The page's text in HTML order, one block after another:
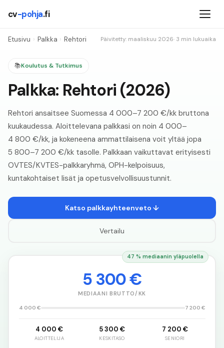
cv-pohja.fi
Etusivu › Palkka › Rehtori Päivitetty: maaliskuu 2026· 3 min lukuaika
📚Koulutus & Tutkimus
Palkka: Rehtori (2026)
Rehtori ansaitsee Suomessa 4 000–7 200 €/kk bruttona
kuukaudessa. Aloittelevana palkkasi on noin 4 000–
4 800 €/kk, ja kokeneena ammattilaisena voit yltää jopa
5 800–7 200 €/kk tasolle. Palkkaan vaikuttavat erityisesti
OVTES/KVTES-palkkaryhmä, OPH-kelpoisuus,
kuntakohtaiset lisät ja opetusvelvollisuustunnit.
Katso palkkayhteenveto ↓
Vertailu
47 % mediaanin yläpuolella
5 300 €
MEDIAANI BRUTTO/KK
4 000 € 7 200 €
4 000 €
ALOITTELIJA
5 300 €
KESKITASO
7 200 €
SENIORI